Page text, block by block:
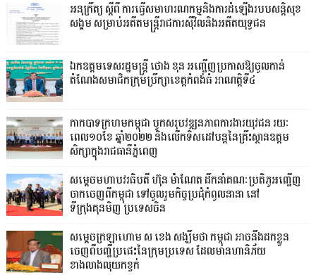
អនុក្រឹត្យ ស្តីពី ការធ្វើសមាហរណកម្មនិងការដំឡើងរបបសន្តិសុខ
សង្គម សម្រាប់អតីតមន្ត្រីរាជការស៊ីវិលនិងអតីតយុទ្ធជន
ឯកឧត្តមទេសរដ្ឋមន្រ្តី ថោង ខុន អញ្ជើញប្រកាសឱ្យចូលកាន់
តំណែងសមាជិកក្រុមប្រឹក្សាខេត្តកំពង់ធំ អាណត្តិទី៤
កាកបាទក្រហមកម្ពុជា បូកសរុបវឌ្ឍនភាពការងារយុវជន រយៈ
ពេល១០ខែ ឆ្នាំ២០២២ និងលើកទិសដៅបន្តនៃគ្រឹះស្ថានឧត្តម
សិក្សាក្នុងរាជធានីភ្នំពេញ
សម្តេចមហាបវរធិបតី ហ៊ុន ម៉ាណែត ដឹកនាំគណៈប្រតិភូអញ្ជើញ
ចាកចេញពីកម្ពុជា ទៅចូលរួមកិច្ចប្រជុំកំពូលនានា នៅ
ទីក្រុងគុនមិញ ប្រទេសចិន
សម្តេចក្រឡាហោម ស ខេង សង្ឃឹមថា កម្ពុជា អាចនឹងដកខ្លួន
ចេញពីបញ្ជីប្រផេះនៃក្រុមប្រទេស ដែលមានហានិភ័យ
ខាងលាងលុយកខ្វក់